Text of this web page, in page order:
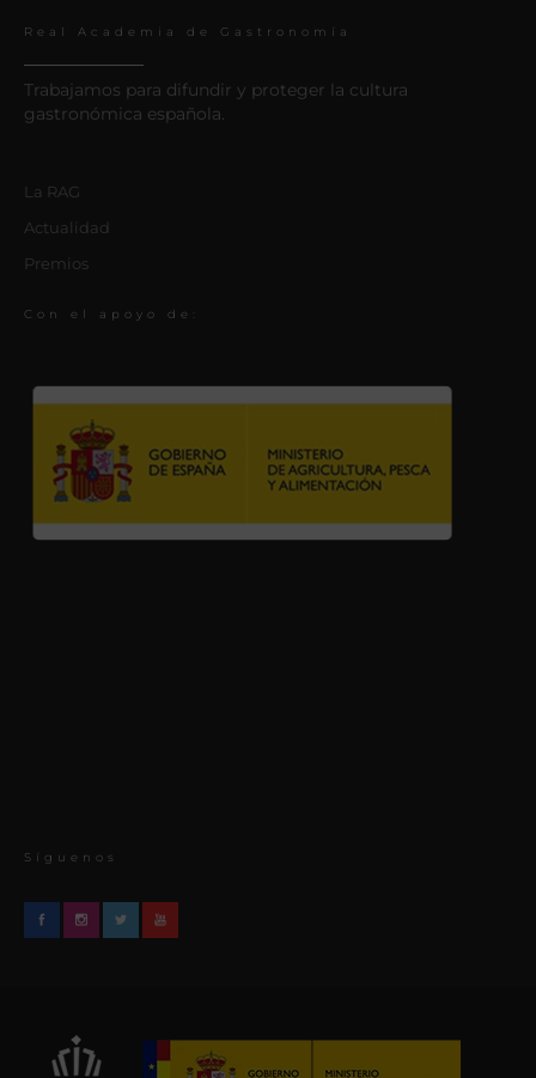
Real Academia de Gastronomía
Trabajamos para difundir y proteger la cultura
gastronómica española.
La RAG
Actualidad
Premios
Con el apoyo de:
Síguenos